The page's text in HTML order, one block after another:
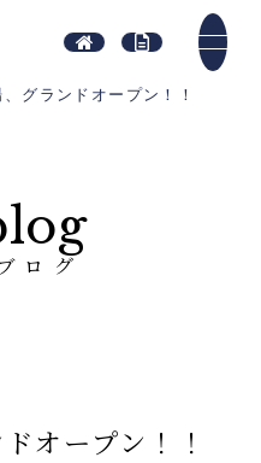
グランドオープン！！
ログ
オープン！！